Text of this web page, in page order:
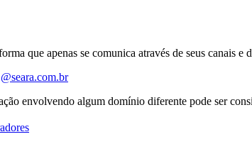
que apenas se comunica através de seus canais
@seara.com.br
envolvendo algum domínio diferente pode ser